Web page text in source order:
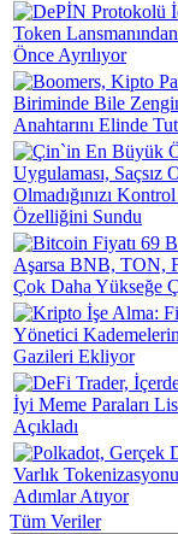
Tüm Veriler